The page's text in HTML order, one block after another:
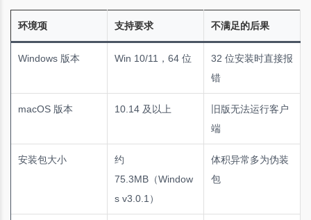
环境项 支持要求 不满足的后果
Windows 版本 Win 10/11，64 位
32 位安装时直接报
错
macOS 版本 10.14 及以上
旧版无法运行客户
端
安装包大小
约
75.3MB（Window
s v3.0.1）
体积异常多为伪装
包